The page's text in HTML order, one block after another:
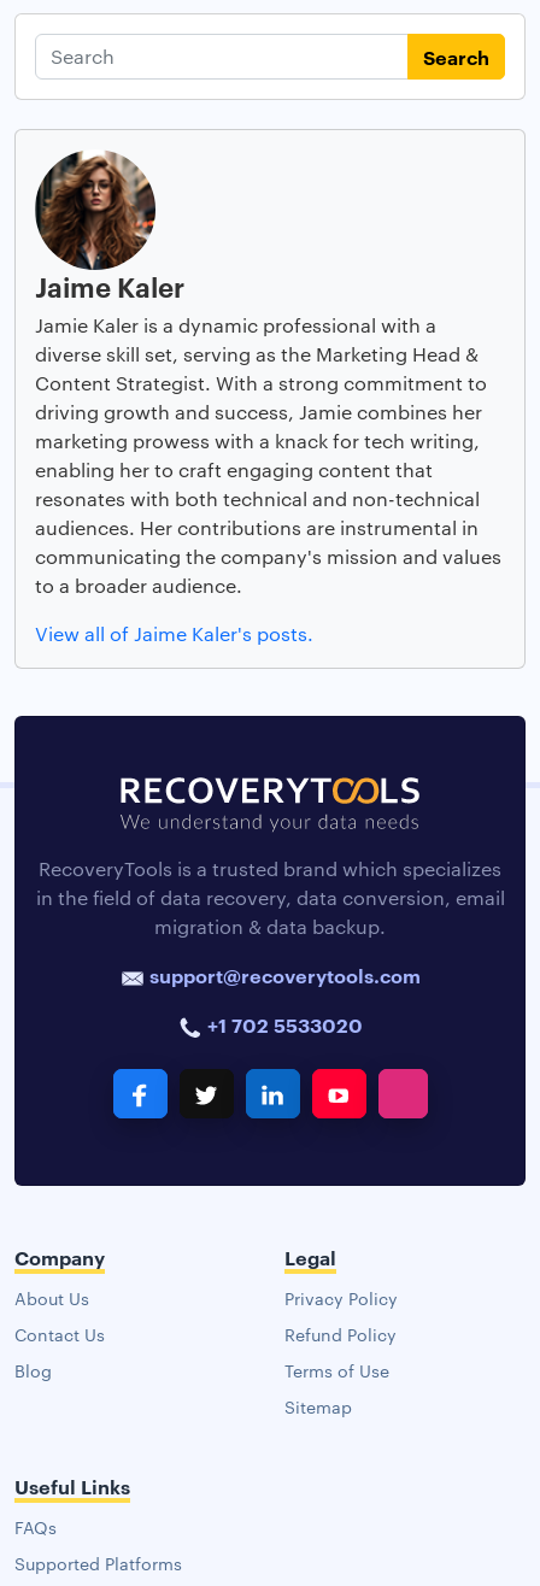
Search
Jaime Kaler
Jamie Kaler is a dynamic professional with a
diverse skill set, serving as the Marketing Head &
Content Strategist. With a strong commitment to
driving growth and success, Jamie combines her
marketing prowess with a knack for tech writing,
enabling her to craft engaging content that
resonates with both technical and non-technical
audiences. Her contributions are instrumental in
communicating the company's mission and values
to a broader audience.
View all of Jaime Kaler's posts.
RecoveryTools is a trusted brand which specializes
in the field of data recovery, data conversion, email
migration & data backup.
support@recoverytools.com
+1 702 5533020
Company
About Us
Contact Us
Blog
Legal
Privacy Policy
Refund Policy
Terms of Use
Sitemap
Useful Links
FAQs
Supported Platforms